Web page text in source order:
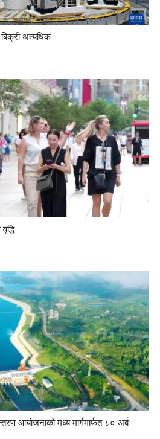
अत्यधिक
आयोजनाको मध्य मार्गमार्फत ८० अर्ब